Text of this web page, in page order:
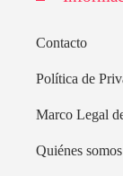
Contacto
Política de
Marco Legal
Quiénes somos